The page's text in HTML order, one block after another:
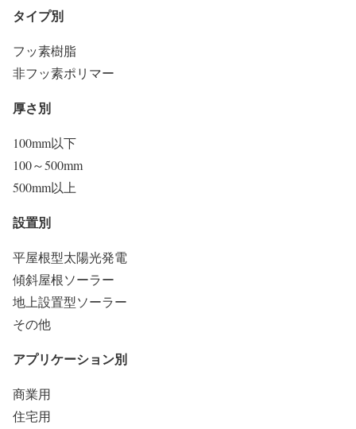
タイプ別
フッ素樹脂
非フッ素ポリマー
厚さ別
100mm以下
100～500mm
500mm以上
設置別
平屋根型太陽光発電
傾斜屋根ソーラー
地上設置型ソーラー
その他
アプリケーション別
商業用
住宅用